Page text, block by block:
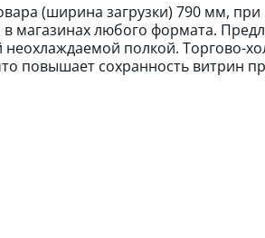
(ширина загрузки) 790 мм,
магазинах любого формата.
полкой. Торгово-
повышает сохранность витрин